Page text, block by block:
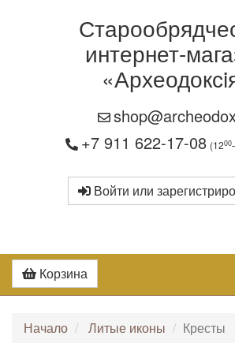
интернет-
+7 911 622-17-08 (1200
Войти или
Корзина
Начало Литые иконы Кресты